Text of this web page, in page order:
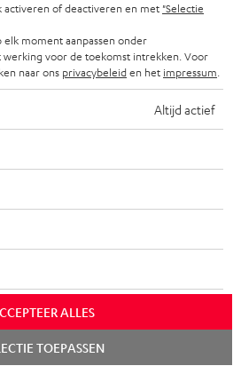
ZOLA
ZOLA
ZOLA oorkussen (paar) &
of deactiveren en met "Selectie
moment aanpassen onder
werking voor de toekomst intrekken. Voor
naar ons privacybeleiden het impressum
Altijd actief
ALLES
TOEPASSEN